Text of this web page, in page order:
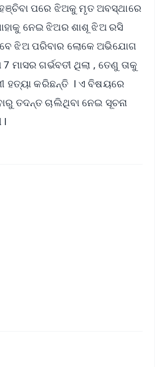
ପରେ ଝିଅକୁ ମୃତ ଅବସ୍ଥାରେ
ନେଇ ଝିଅର ଶାଶୂ ଝିଅ ରସି
ଝିଅ ପରିବାର ଲୋକେ ଅଭିଯୋଗ
ଗର୍ଭବତୀ ଥିଲା , ତେଣୁ ତାକୁ
ହତ୍ୟା କରିଛନ୍ତି l ଏ ବିଷୟରେ
ତଦନ୍ତ ଚାଲିଥିବା ନେଇ ସୂଚନା
l